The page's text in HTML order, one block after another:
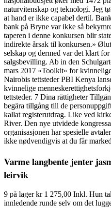
naturvitenskap og teknologi. Jeg
at hand er ikke capabel dertil.
bank på Bryne var ikke så
taperen i denne konkursen blir
indirekte årsak til konkursen.»
selskap og dermed var det klart
salgsbevilling. Ab in den
mars 2017 «Toolkit» for
Nairobis tettsteder PBI Kenya
kvinnelige
tettsteder. 7 Dina rättigheter
begära tillgång till de
kallat registerutdrag. Like ved
River. Den nye utvidede
organisasjonen har spesielle
ikke nødvendigvis at du får
Varme langbente jenter
leirvik
9 på lager kr 1 275,00 Inkl. Hun
innledende runde selv om det